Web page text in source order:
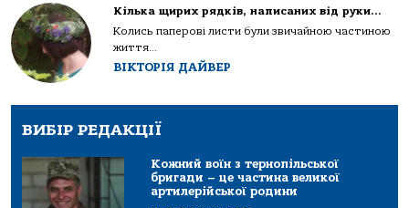
Кілька щирих рядків, написаних від руки…
Колись паперові листи були звичайною частиною
життя...
ВІКТОРІЯ ДАЙВЕР
ВИБІР РЕДАКЦІЇ
Кожний воїн з тернопільської
бригади – це частина великої
артилерійської родини